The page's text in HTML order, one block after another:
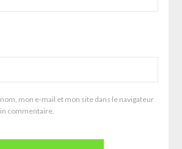
mon e-mail et mon site dans le navigateur
commentaire.